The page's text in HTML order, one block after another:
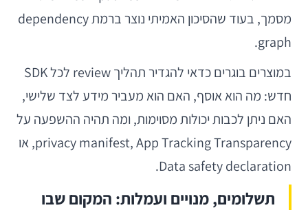
מסמך, בעוד שהסיכון האמיתי נוצר ברמת dependency
graph.
במוצרים בוגרים כדאי להגדיר תהליך review לכל SDK
חדש: מה הוא אוסף, האם הוא מעביר מידע לצד שלישי,
האם ניתן לכבות יכולות מסוימות, ומה תהיה ההשפעה על
privacy manifest, App Tracking Transparency, או
Data safety declaration.
תשלומים, מנויים ועמלות: המקום שבו